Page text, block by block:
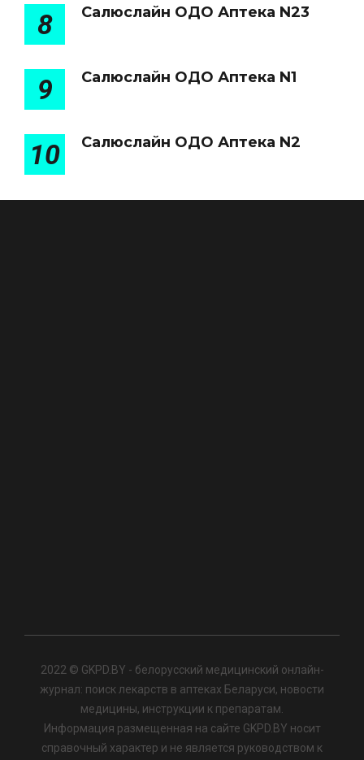
8 Салюслайн ОДО Аптека N23
9 Салюслайн ОДО Аптека N1
10 Салюслайн ОДО Аптека N2
2022 © GKPD.BY - белорусский медицинский онлайн-
журнал: поиск лекарств в аптеках Беларуси, новости
медицины, инструкции к препаратам.
Информация размещенная на сайте GKPD.BY носит
справочный характер и не является руководством к